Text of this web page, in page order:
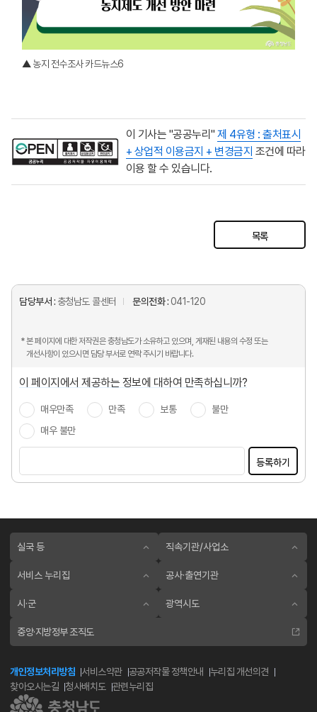
▲ 농지 전수조사 카드뉴스6
이 기사는 "공공누리"제 4유형 : 출처표시
+ 상업적 이용금지 + 변경금지 조건에 따라
이용 할 수 있습니다.
목록
담당부서 : 충청남도 콜센터 문의전화 : 041-120
* 본 페이지에 대한 저작권은 충청남도가 소유하고 있으며, 게재된 내용의 수정 또는
개선사항이 있으시면 담당 부서로 연락 주시기 바랍니다.
이 페이지에서 제공하는 정보에 대하여 만족하십니까?
매우만족 만족 보통
불만
매우 불만
등록하기
실국 등 직속기관/사업소
서비스 누리집 공사·출연기관
시·군 광역시도
중앙·지방정부 조직도
개인정보처리방침 서비스약관 공공저작물 정책안내
누리집 개선의견
찾아오시는길
청사배치도 관련누리집